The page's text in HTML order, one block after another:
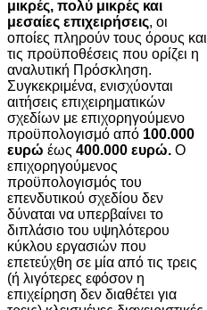
μικρές, πολύ μικρές και
μεσαίες επιχειρήσεις, οι
οποίες πληρούν τους όρους και
τις προϋποθέσεις που ορίζει η
αναλυτική Πρόσκληση.
Συγκεκριμένα, ενισχύονται
αιτήσεις επιχειρηματικών
σχεδίων με επιχορηγούμενο
προϋπολογισμό από 100.000
ευρώ έως 400.000 ευρώ. Ο
επιχορηγούμενος
προϋπολογισμός του
επενδυτικού σχεδίου δεν
δύναται να υπερβαίνει το
διπλάσιο του υψηλότερου
κύκλου εργασιών που
επετεύχθη σε μία από τις τρεις
(ή λιγότερες εφόσον η
επιχείρηση δεν διαθέτει για